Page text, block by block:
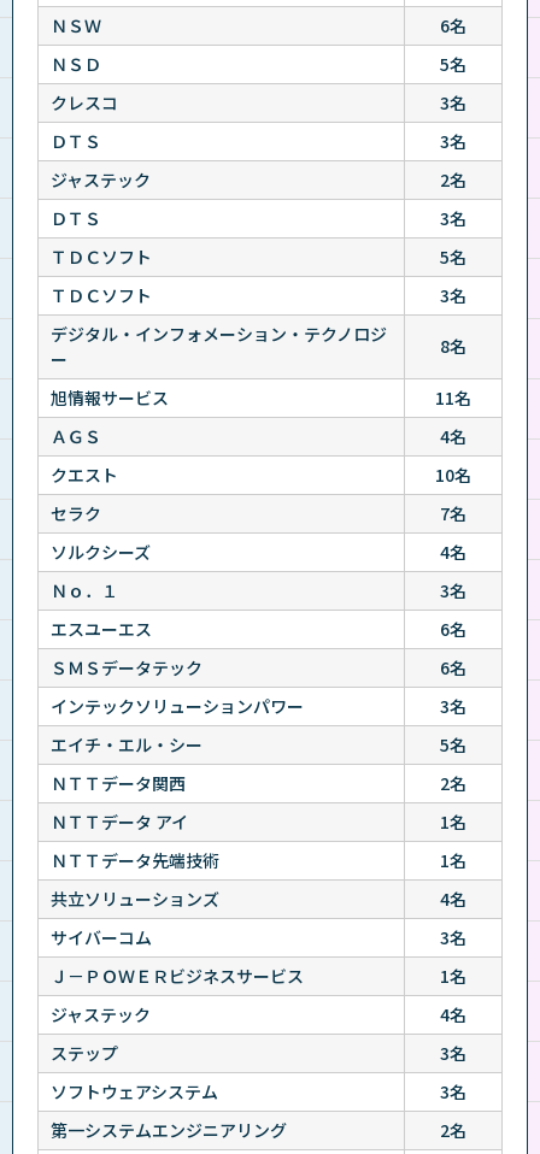
ＮＳＷ
6名
ＮＳＤ
5名
クレスコ
3名
ＤＴＳ
3名
ジャステック
2名
ＤＴＳ
3名
ＴＤＣソフト
5名
ＴＤＣソフト
3名
デジタル・インフォメーション・テクノロジ
ー
8名
旭情報サービス
11名
ＡＧＳ
4名
クエスト
10名
セラク
7名
ソルクシーズ
4名
Ｎｏ．１
3名
エスユーエス
6名
ＳＭＳデータテック
6名
インテックソリューションパワー
3名
エイチ・エル・シー
5名
ＮＴＴデータ関西
2名
ＮＴＴデータ アイ
1名
ＮＴＴデータ先端技術
1名
共立ソリューションズ
4名
サイバーコム
3名
Ｊ－ＰＯＷＥＲビジネスサービス
1名
ジャステック
4名
ステップ
3名
ソフトウェアシステム
3名
第一システムエンジニアリング
2名